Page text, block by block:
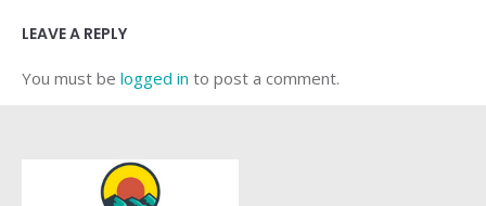
LEAVE A REPLY
You must be logged in to post a comment.